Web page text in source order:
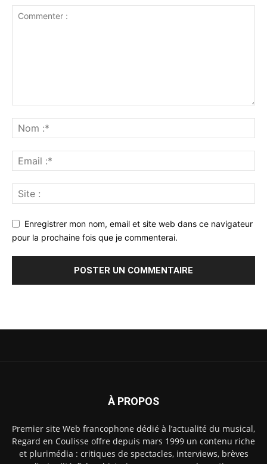
Enregistrer mon nom, email et site web dans ce navigateur
pour la prochaine fois que je commenterai.
À PROPOS
Premier site Web francophone dédié à l’actualité du musical,
Regard en Coulisse offre depuis mars 1999 un contenu riche
et plurimédia : critiques de spectacles, interviews, brèves